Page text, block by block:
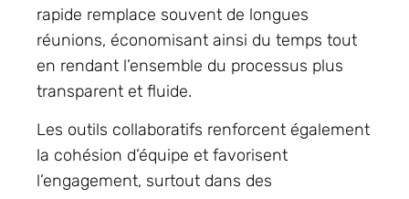
rapide remplace souvent de longues
réunions, économisant ainsi du temps tout
en rendant l’ensemble du processus plus
transparent et fluide.
Les outils collaboratifs renforcent également
la cohésion d’équipe et favorisent
l’engagement, surtout dans des